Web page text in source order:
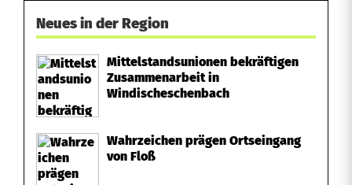
Neues in der Region
Mittelstandsunionen bekräftigen
Zusammenarbeit in
Windischeschenbach
Wahrzeichen prägen Ortseingang
von Floß